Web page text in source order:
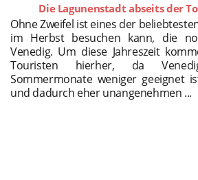
Die Lagunenstadt abseits der
Ohne Zweifel ist eines der
im Herbst besuchen kann, die
Venedig. Um diese Jahreszeit
Touristen hierher, da
Sommermonate weniger geeignet
und dadurch eher unangenehmen ...